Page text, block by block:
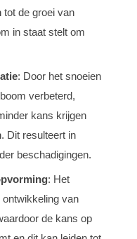
tot de groei van
in staat stelt om
: Door het snoeien
verbeterd,
kans krijgen
Dit resulteert in
beschadigingen.
: Het
van
de kans op